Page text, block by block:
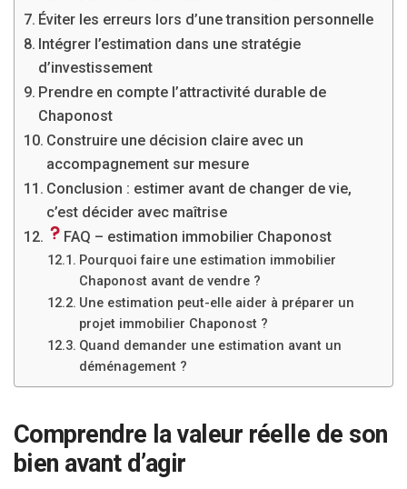
Éviter les erreurs lors d’une transition personnelle
Intégrer l’estimation dans une stratégie
d’investissement
Prendre en compte l’attractivité durable de
Chaponost
Construire une décision claire avec un
accompagnement sur mesure
Conclusion : estimer avant de changer de vie,
c’est décider avec maîtrise
FAQ – estimation immobilier Chaponost
Pourquoi faire une estimation immobilier
Chaponost avant de vendre ?
Une estimation peut-elle aider à préparer un
projet immobilier Chaponost ?
Quand demander une estimation avant un
déménagement ?
Comprendre la valeur réelle de son
bien avant d’agir